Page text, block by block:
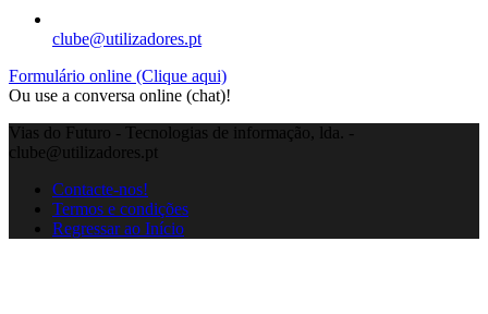
clube@utilizadores.pt
Formulário online (Clique aqui)
Ou use a conversa online (chat)!
Vias do Futuro - Tecnologias de informação, lda. -
clube@utilizadores.pt
Contacte-nos!
Termos e condições
Regressar ao Início